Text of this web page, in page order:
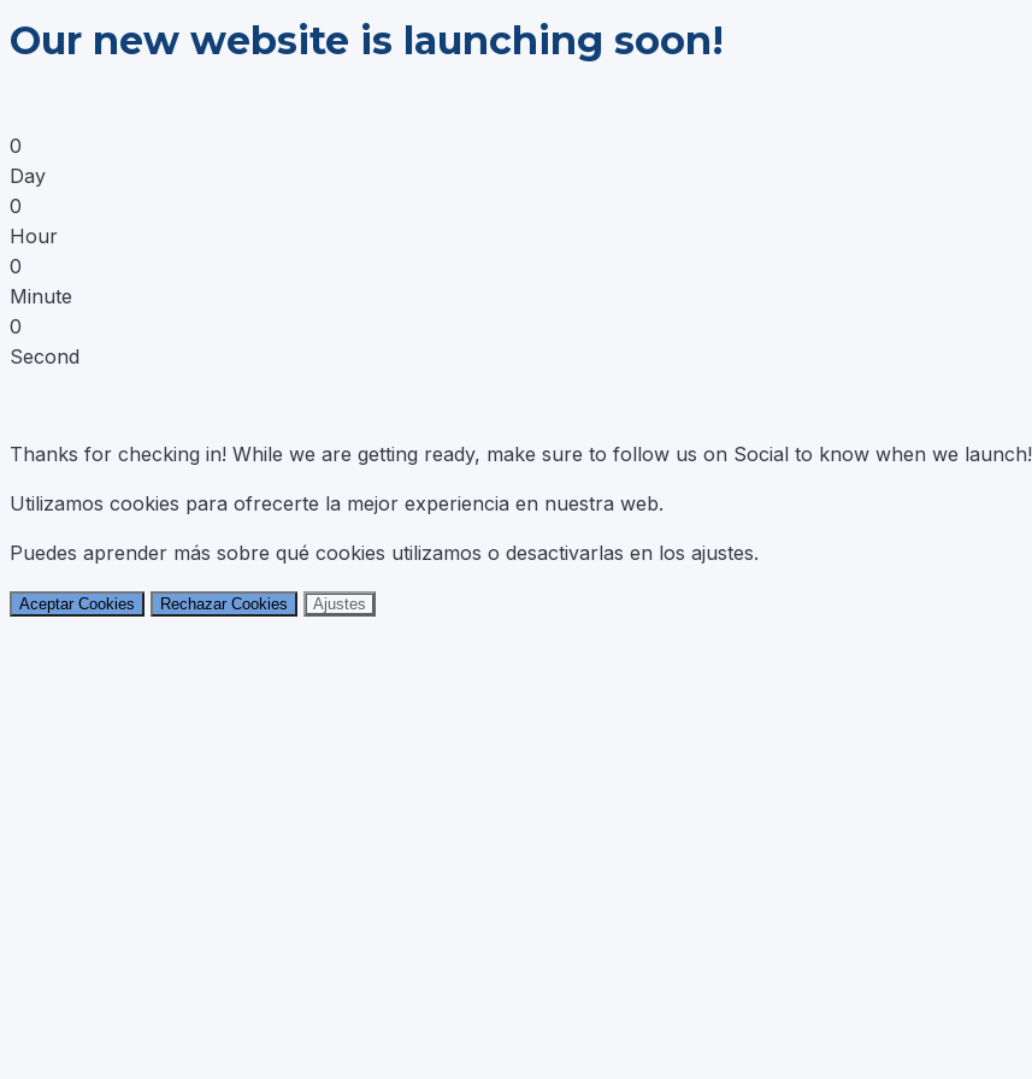
Saltar
al
Our new website is launching soon!
0
Day
0
Hour
0
Minute
0
Second
Thanks for checking in! While we are getting ready, make sure to follow us on Social to know when we launch!
Utilizamos cookies para ofrecerte la mejor experiencia en nuestra web.
Puedes aprender más sobre qué cookies utilizamos o desactivarlas en los ajustes.
Aceptar Cookies Rechazar Cookies Ajustes